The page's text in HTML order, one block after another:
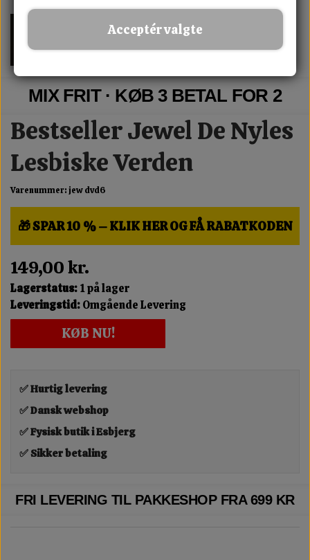
MIX FRIT · KØB 3 BETAL FOR 2
Bestseller Jewel De Nyles
Lesbiske Verden
Varenummer: jew dvd6
🎁 SPAR 10 % – KLIK HER OG FÅ RABATKODEN
149,00 kr.
Lagerstatus:1 på lager
Leveringstid:Omgående Levering
KØB NU!
✅ Hurtig levering
✅ Dansk webshop
✅ Fysisk butik i Esbjerg
✅ Sikker betaling
FRI LEVERING TIL PAKKESHOP FRA 699 KR
Acceptér valgte